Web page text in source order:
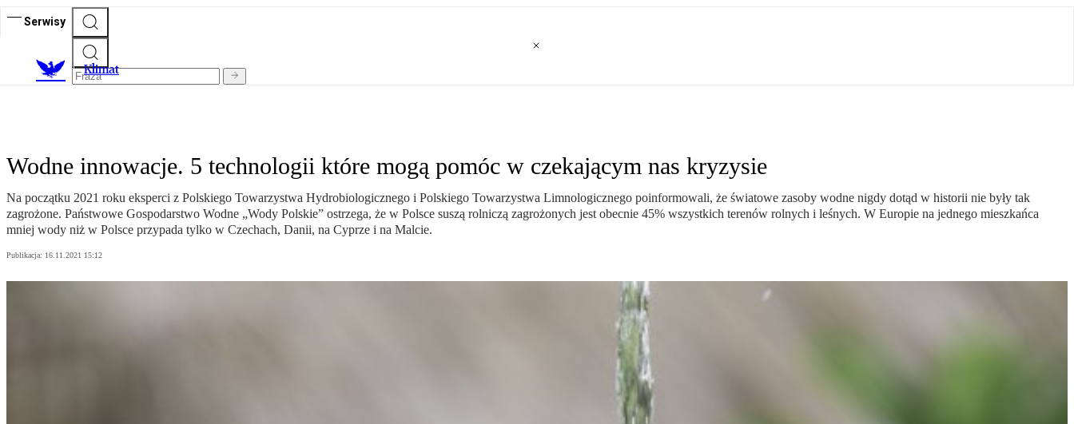
Serwisy
Klimat
Wodne innowacje. 5 technologii które mogą pomóc w czekającym nas kryzysie
Na początku 2021 roku eksperci z Polskiego Towarzystwa Hydrobiologicznego i Polskiego Towarzystwa Limnologicznego poinformowali, że światowe zasoby wodne nigdy dotąd w historii nie były tak
zagrożone. Państwowe Gospodarstwo Wodne „Wody Polskie” ostrzega, że w Polsce suszą rolniczą zagrożonych jest obecnie 45% wszystkich terenów rolnych i leśnych. W Europie na jednego mieszkańca
mniej wody niż w Polsce przypada tylko w Czechach, Danii, na Cyprze i na Malcie.
Publikacja: 16.11.2021 15:12